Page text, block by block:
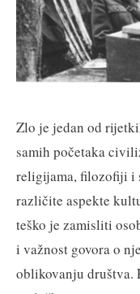
Zlo je jedan od
samih početaka
religijama, filozofiji i
različite aspekte
teško je zamisliti
i važnost govora o
oblikovanju društva.